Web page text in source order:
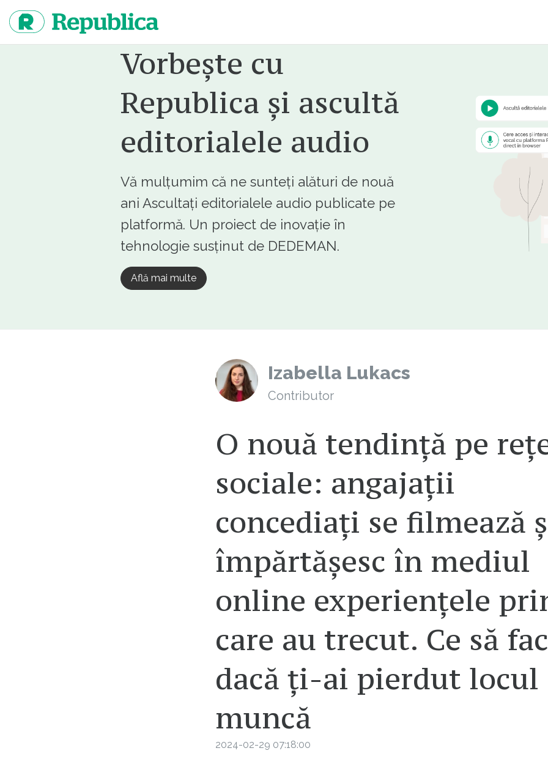
continut
Vorbește cu
Republica și ascultă
editorialele audio
Vă mulțumim că ne sunteți alături de nouă
ani Ascultați editorialele audio publicate pe
platformă. Un proiect de inovație în
tehnologie susținut de DEDEMAN.
Află mai multe
Izabella Lukacs
Contributor
O nouă tendință pe
sociale: angajații
concediați se filmează
împărtășesc în mediul
online experiențele
care au trecut. Ce să
dacă ți-ai pierdut locul
muncă
2024-02-29 07:18:00